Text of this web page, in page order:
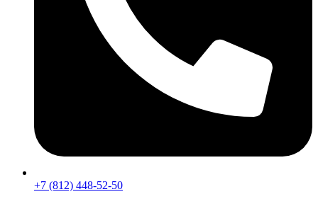
+7 (812) 448-52-50